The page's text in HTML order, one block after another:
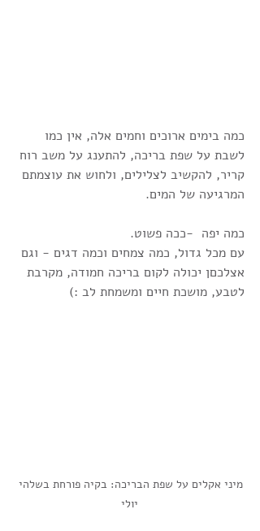
כמה בימים ארוכים וחמים אלה, אין כמו
לשבת על שפת בריכה, להתענג על משב רוח
קריר, להקשיב לצלילים, ולחוש את עוצמתם
המרגיעה של המים.
כמה יפה  -ככה פשוט.
עם מכל גדול, כמה צמחים וכמה דגים - וגם
אצלכםן יכולה לקום בריכה חמודה, מקרבת
לטבע, מושכת חיים ומשמחת לב :)
מיני אקלים על שפת הבריכה: בקיה פורחת בשלהי
יולי